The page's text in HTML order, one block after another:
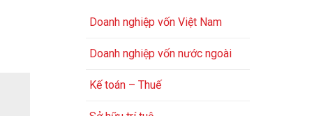
Doanh nghiệp vốn Việt Nam
Doanh nghiệp vốn nước ngoài
Kế toán – Thuế